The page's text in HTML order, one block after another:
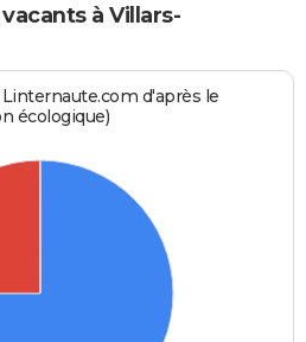
à Villars-
d'après le
écologique)